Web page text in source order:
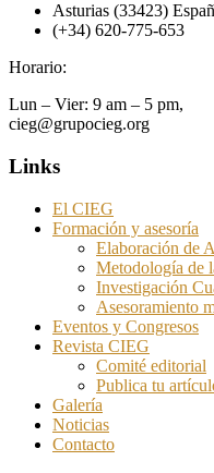
Asturias (33423)
(+34) 620-775-653
Horario:
Lun – Vier: 9 am – 5 pm,
cieg@grupocieg.org
Links
El CIEG
Formación y asesoría
Elaboración de
Metodología de
Investigación
Asesoramiento
Eventos y Congresos
Revista CIEG
Comité editorial
Publica tu
Galería
Noticias
Contacto